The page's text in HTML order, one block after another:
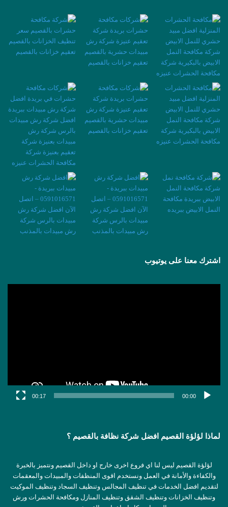
اشترك معنا على يوتيوب
00:00
00:17
لماذا لؤلؤة القصيم افضل شركة نظافة بالقصيم ؟
لؤلؤة القصيم ليس لنا اي فروع اخرى خارج او داخل القصيم ونتميز بالخبرة
والكفاءة والأمانة في العمل ونستخدم اقوى المنظفات والمبيدات والمعقمات
لتقديم افضل الخدمات في تنظيف المجالس وتنظيف السجاد وتنظيف الموكيت
وتنظيف الخزانات وتنظيف الشقق وتنظيف المنازل ومكافحة الحشرات ورش